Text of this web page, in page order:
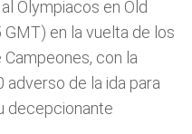
Olympiacos en Old
en la vuelta de los
con la
de la ida para
decepcionante